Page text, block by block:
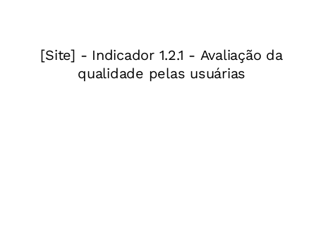
está conectada na internet o tempo todo",
aponta Ângela Dalben, professora e